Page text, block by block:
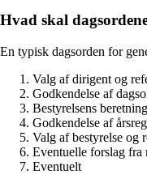
Hvad skal
En typisk dagsorden for
Valg af dirigent og
Godkendelse af
Bestyrelsens beretning
Godkendelse af
Valg af bestyrelse og
Eventuelle forslag fra
Eventuelt